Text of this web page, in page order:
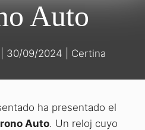
Auto
30/09/2024 Certina
ha presentado el
Auto. Un reloj cuyo